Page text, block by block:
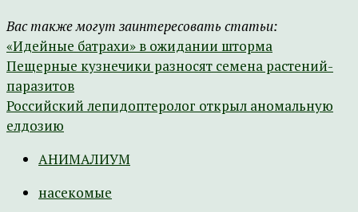
Вас также могут заинтересовать статьи:
«Идейные батрахи» в ожидании шторма
Пещерные кузнечики разносят семена растений-
паразитов
Российский лепидоптеролог открыл аномальную
елдозию
АНИМАЛИУМ
насекомые